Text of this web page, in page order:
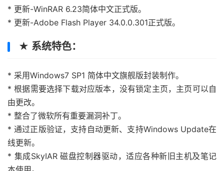
* 更新-WinRAR 6.23简体中文正式版。
* 更新-Adobe Flash Player 34.0.0.301正式版。
★ 系统特色：
* 采用Windows7 SP1 简体中文旗舰版封装制作。
* 根据需要选择下载对应版本，没有锁定主页，主页可以自
由更改。
* 整合了微软所有重要漏洞补丁。
* 通过正版验证，支持自动更新、支持Windows Update在
线更新。
* 集成SkyIAR 磁盘控制器驱动，适应各种新旧主机及笔记